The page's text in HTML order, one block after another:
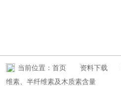
当前位置： 首页 资料下载
维素、半纤维素及木质素含量